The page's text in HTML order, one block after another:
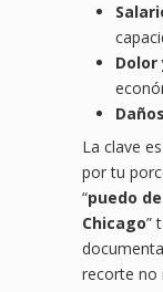
La clave
por tu
“puedo
Chicago”
recorte no